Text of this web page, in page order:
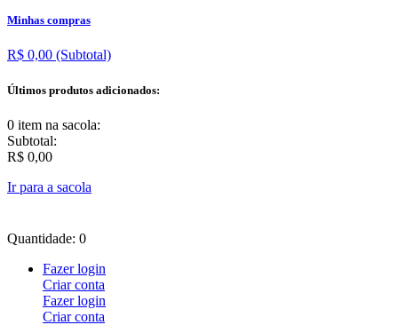
Minhas compras
R$ 0,00 (Subtotal)
Últimos produtos adicionados:
0 item na sacola:
Subtotal:
R$ 0,00
Ir para a sacola
Quantidade: 0
Fazer login
Criar conta
Fazer login
Criar conta